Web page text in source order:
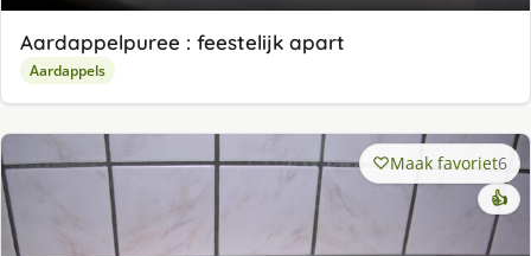
Aardappelpuree : feestelijk apart
Aardappels
Maak favoriet6
👍